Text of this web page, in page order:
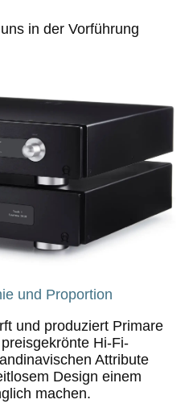
in der Vorführung
und Proportion
und produziert Primare
Hi-Fi-
Attribute
Design einem
machen.